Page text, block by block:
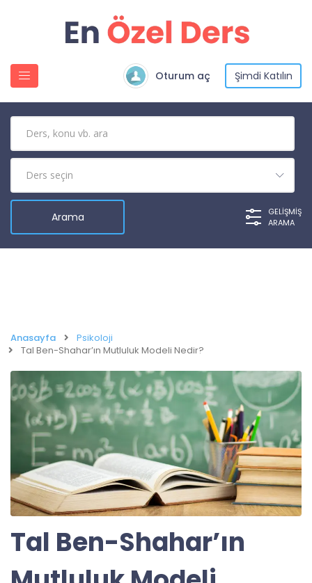
Oturum aç Şimdi Katılın
GELIŞMIŞ
ARAMA
Anasayfa
Psikoloji
Tal Ben-Shahar’ın Mutluluk Modeli Nedir?
Tal Ben-Shahar’ın